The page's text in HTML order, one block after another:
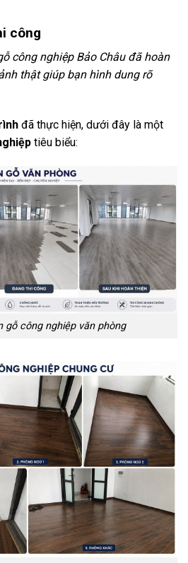
công
công nghiệp Bảo Châu đã hoàn
thật giúp bạn hình dung rõ
đã thực hiện, dưới đây là một
tiêu biểu:
gỗ công nghiệp văn phòng